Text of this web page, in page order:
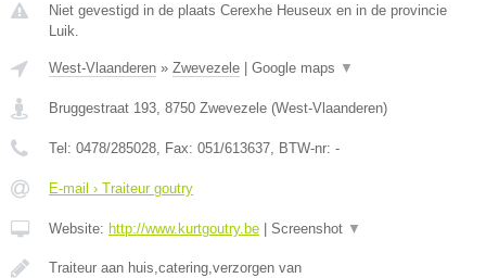
Niet gevestigd in de plaats Cerexhe Heuseux en in de provincie
Luik.
West-Vlaanderen » Zwevezele Google maps ▼
Bruggestraat 193 8750 Zwevezele (West-Vlaanderen)
Tel: 0478/285028 , Fax: 051/613637 , BTW-nr: -
E-mail › Traiteur goutry
Website: http://www.kurtgoutry.be Screenshot ▼
Traiteur aan huis,catering,verzorgen van